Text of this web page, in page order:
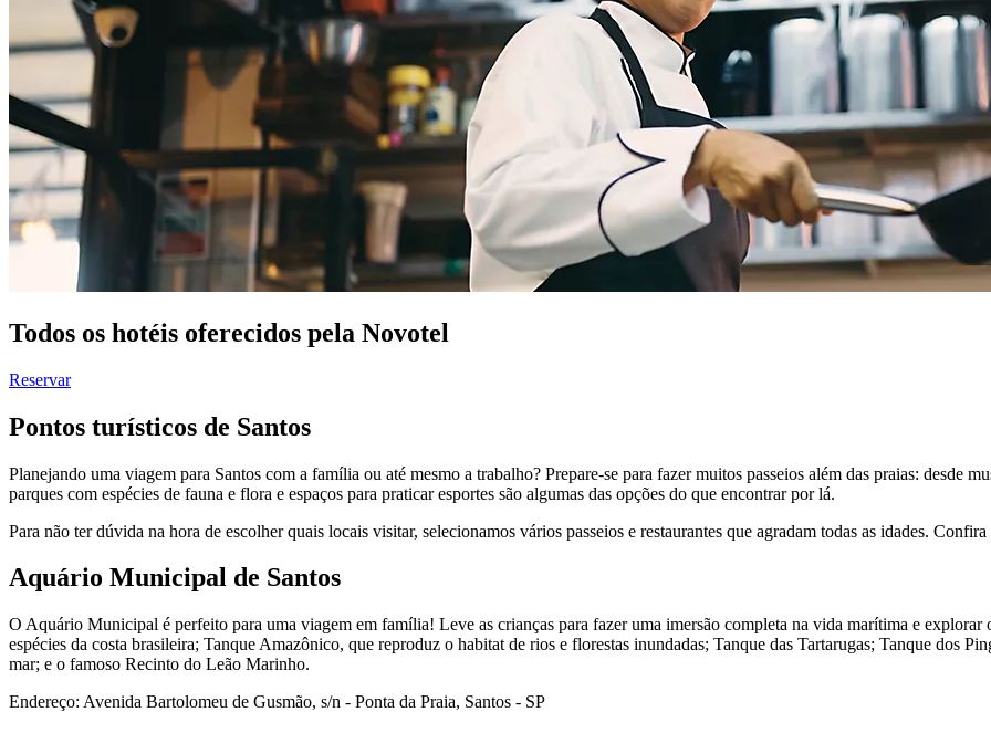
Todos os hotéis oferecidos pela Novotel
Reservar
Pontos turísticos de Santos
Planejando uma viagem para Santos com a família ou até mesmo a trabalho? Prepare-se para fazer muitos passeios além das praias: desde
parques com espécies de fauna e flora e espaços para praticar esportes são algumas das opções do que encontrar por lá.
Para não ter dúvida na hora de escolher quais locais visitar, selecionamos vários passeios e restaurantes que agradam todas as idades.
Aquário Municipal de Santos
O Aquário Municipal é perfeito para uma viagem em família! Leve as crianças para fazer uma imersão completa na vida marítima e explorar
espécies da costa brasileira; Tanque Amazônico, que reproduz o habitat de rios e florestas inundadas; Tanque das Tartarugas; Tanque dos
mar; e o famoso Recinto do Leão Marinho.
Endereço: Avenida Bartolomeu de Gusmão, s/n - Ponta da Praia, Santos - SP